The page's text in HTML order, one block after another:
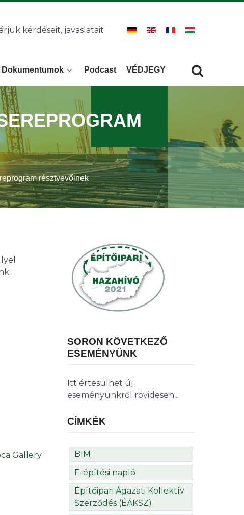
kérdéseit, javaslatait
Dokumentumok Podcast VÉDJEGY
Keresés
résztvevőinek
Gallery
SORON KÖVETKEZŐ
ESEMÉNYÜNK
Itt értesülhet új
eseményünkről rövidesen...
CÍMKÉK
BIM
E-építési napló
Építőipari Ágazati Kollektív
Szerződés (ÉÁKSZ)